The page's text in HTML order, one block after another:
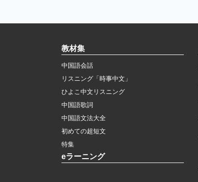
教材集
中国語会話
リスニング「時事中文」
ひよこ中文リスニング
中国語歌詞
中国語文法大全
初めての超短文
特集
eラーニング